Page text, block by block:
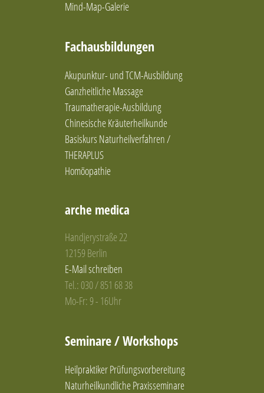
Mind-Map-Galerie
Fachausbildungen
Akupunktur- und TCM-Ausbildung
Ganzheitliche Massage
Traumatherapie-Ausbildung
Chinesische Kräuterheilkunde
Basiskurs Naturheilverfahren /
THERAPLUS
Homöopathie
arche medica
Handjerystraße 22
12159 Berlin
E-Mail schreiben
Tel.: 030 / 851 68 38
Mo-Fr: 9 - 16Uhr
Seminare / Workshops
Heilpraktiker Prüfungsvorbereitung
Naturheilkundliche Praxisseminare